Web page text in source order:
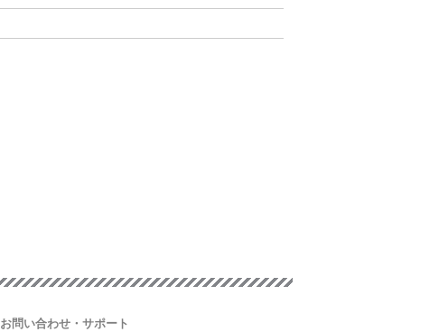
お問い合わせ・サポート